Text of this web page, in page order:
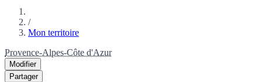
/
Mon territoire
Provence-Alpes-Côte d'Azur
Modifier
Partager